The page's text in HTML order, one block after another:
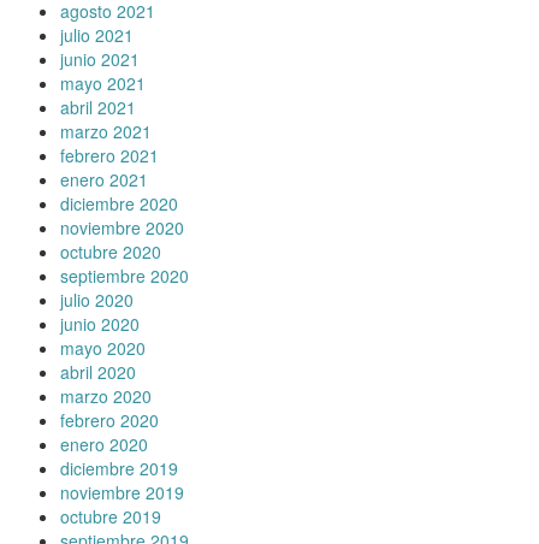
agosto 2021
julio 2021
junio 2021
mayo 2021
abril 2021
marzo 2021
febrero 2021
enero 2021
diciembre 2020
noviembre 2020
octubre 2020
septiembre 2020
julio 2020
junio 2020
mayo 2020
abril 2020
marzo 2020
febrero 2020
enero 2020
diciembre 2019
noviembre 2019
octubre 2019